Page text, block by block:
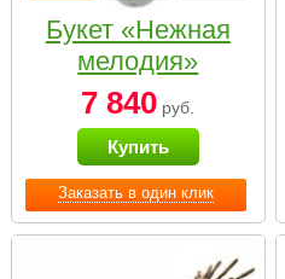
Заказать в один клик
Букет «Нежная
мелодия»
7 840 руб.
Купить